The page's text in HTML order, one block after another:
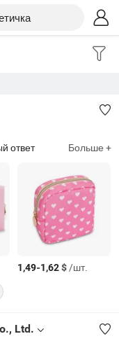
ответ Больше +
1,49-1,62$/шт.
Ltd.